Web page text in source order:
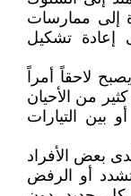
إلى ممارسات
إعادة تشكيل
لاحقاً أمراً
من الأحيان
بين التيارات
بعض الأفراد
أو الرفض